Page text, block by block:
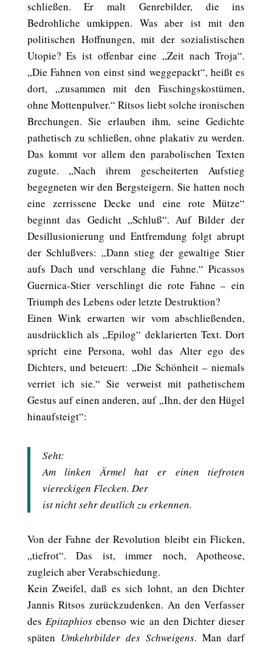
schließen. Er malt Genrebilder, die ins
Bedrohliche umkippen. Was aber ist mit den
politischen Hoffnungen, mit der sozialistischen
Utopie? Es ist offenbar eine „Zeit nach Troja“.
„Die Fahnen von einst sind weggepackt“, heißt es
dort, „zusammen mit den Faschingskostümen,
ohne Mottenpulver.“ Ritsos liebt solche ironischen
Brechungen. Sie erlauben ihm, seine Gedichte
pathetisch zu schließen, ohne plakativ zu werden.
Das kommt vor allem den parabolischen Texten
zugute. „Nach ihrem gescheiterten Aufstieg
begegneten wir den Bergsteigern. Sie hatten noch
eine zerrissene Decke und eine rote Mütze“
beginnt das Gedicht „Schluß“. Auf Bilder der
Desillusionierung und Entfremdung folgt abrupt
der Schlußvers: „Dann stieg der gewaltige Stier
aufs Dach und verschlang die Fahne.“ Picassos
Guernica-Stier verschlingt die rote Fahne – ein
Triumph des Lebens oder letzte Destruktion?
Einen Wink erwarten wir vom abschließenden,
ausdrücklich als „Epilog“ deklarierten Text. Dort
spricht eine Persona, wohl das Alter ego des
Dichters, und beteuert: „Die Schönheit – niemals
verriet ich sie.“ Sie verweist mit pathetischem
Gestus auf einen anderen, auf „Ihn, der den Hügel
hinaufsteigt“:
Seht:
Am linken Ärmel hat er einen tiefroten
viereckigen Flecken. Der
ist nicht sehr deutlich zu erkennen.
Von der Fahne der Revolution bleibt ein Flicken,
„tiefrot“. Das ist, immer noch, Apotheose,
zugleich aber Verabschiedung.
Kein Zweifel, daß es sich lohnt, an den Dichter
Jannis Ritsos zurückzudenken. An den Verfasser
des Epitaphios ebenso wie an den Dichter dieser
späten Umkehrbilder des Schweigens. Man darf